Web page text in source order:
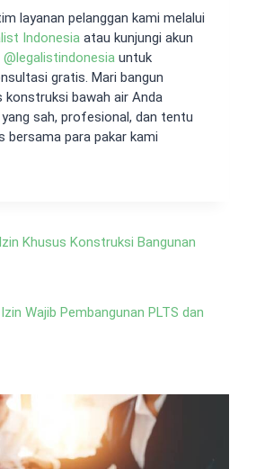
layanan pelanggan kami melalui
Indonesia atau kunjungi akun
@ legalistindonesia untuk
gratis. Mari bangun
konstruksi bawah air Anda
sah, profesional, dan tentu
bersama para pakar kami
Khusus Konstruksi Bangunan
Wajib Pembangunan PLTS dan